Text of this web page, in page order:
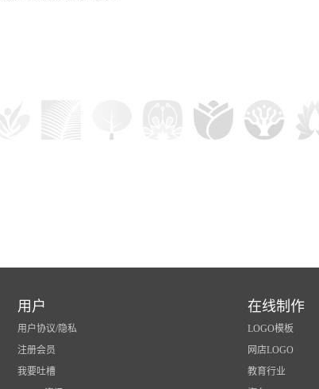
用户
用户协议/隐私
注册会员
我要吐槽
在线制作
LOGO模板
网店LOGO
教育行业